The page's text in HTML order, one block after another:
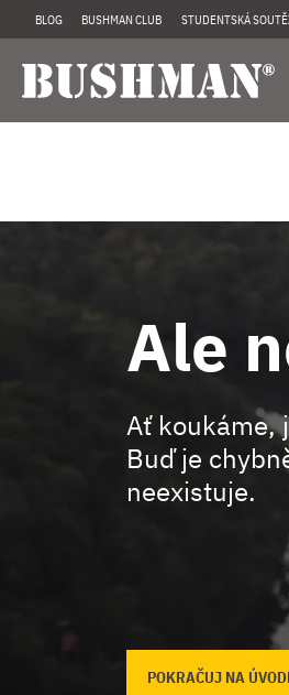
BLOG BUSHMAN CLUB STUDENTSKÁ
Ale
Ať koukáme,
Buď je
neexistuje.
POKRAČUJ NA